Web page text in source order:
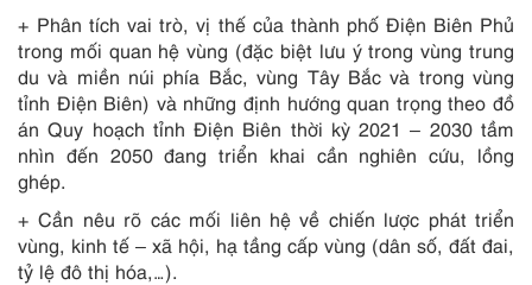
+ Phân tích vai trò, vị thế của thành phố Điện Biên Phủ
trong mối quan hệ vùng (đặc biệt lưu ý trong vùng trung
du và miền núi phía Bắc, vùng Tây Bắc và trong vùng
tỉnh Điện Biên) và những định hướng quan trọng theo đồ
án Quy hoạch tỉnh Điện Biên thời kỳ 2021 – 2030 tầm
nhìn đến 2050 đang triển khai cần nghiên cứu, lồng
ghép.
+ Cần nêu rõ các mối liên hệ về chiến lược phát triển
vùng, kinh tế – xã hội, hạ tầng cấp vùng (dân số, đất đai,
tỷ lệ đô thị hóa,…).